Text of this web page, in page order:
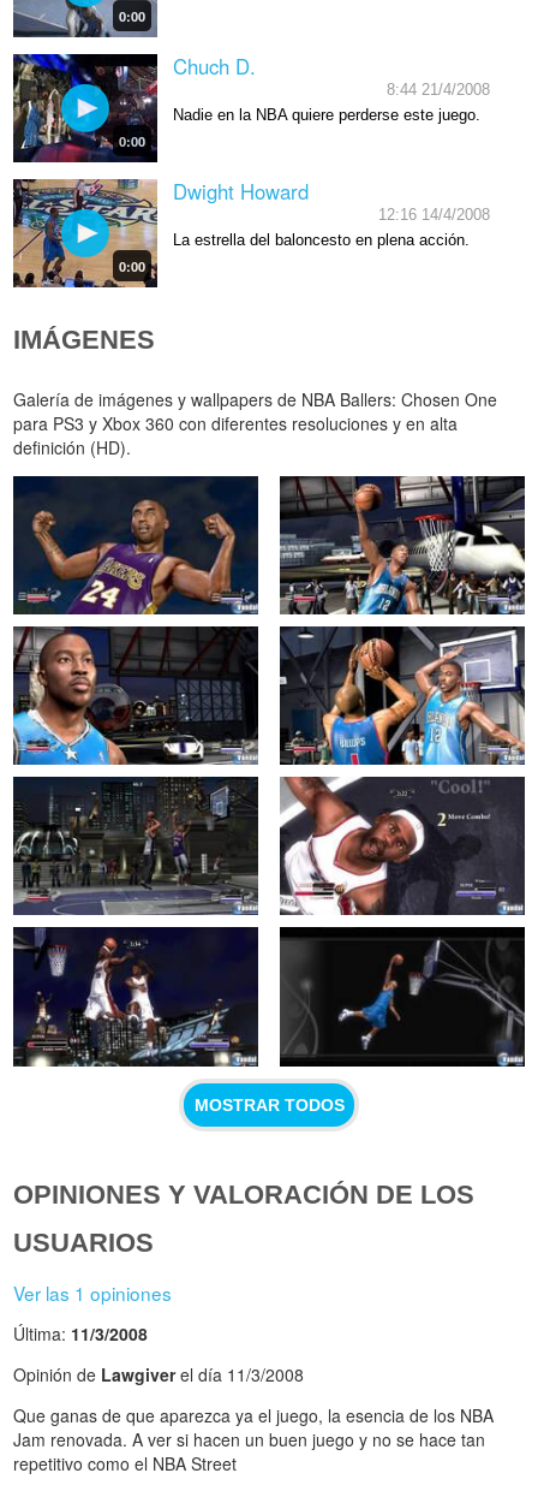
0:00
0:00
Chuch D.
8:44 21/4/2008
Nadie en la NBA quiere perderse este juego.
0:00
Dwight Howard
12:16 14/4/2008
La estrella del baloncesto en plena acción.
IMÁGENES
Galería de imágenes y wallpapers de NBA Ballers: Chosen One
para PS3 y Xbox 360 con diferentes resoluciones y en alta
definición (HD).
MOSTRAR TODOS
OPINIONES Y VALORACIÓN DE LOS
USUARIOS
Ver las 1 opiniones
Última: 11/3/2008
Opinión de Lawgiverel día 11/3/2008
Que ganas de que aparezca ya el juego, la esencia de los NBA
Jam renovada. A ver si hacen un buen juego y no se hace tan
repetitivo como el NBA Street